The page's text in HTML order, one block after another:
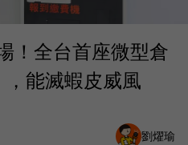
！全台首座微型倉
，能滅蝦皮威風
劉燿瑜